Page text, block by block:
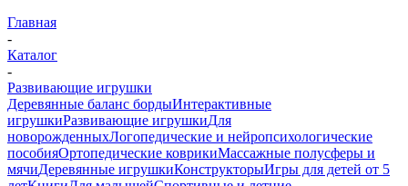
Главная
-
Каталог
-
Развивающие игрушки
Деревянные баланс бордыИнтерактивные
игрушкиРазвивающие игрушкиДля
новорожденныхЛогопедические и нейропсихологические
пособияОртопедические коврикиМассажные полусферы и
мячиДеревянные игрушкиКонструкторыИгры для детей от 5